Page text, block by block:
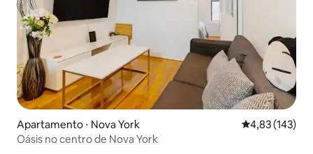
Apartamento ⋅ Nova York 4,83 de uma
4,83 (143)
Oásis no centro de Nova York